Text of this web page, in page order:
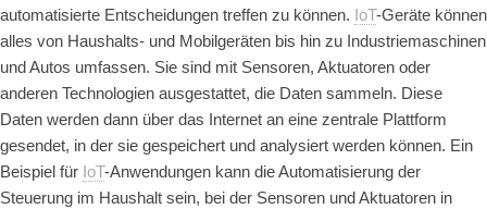
automatisierte Entscheidungen treffen zu können. IoT-Geräte können
alles von Haushalts- und Mobilgeräten bis hin zu Industriemaschinen
und Autos umfassen. Sie sind mit Sensoren, Aktuatoren oder
anderen Technologien ausgestattet, die Daten sammeln. Diese
Daten werden dann über das Internet an eine zentrale Plattform
gesendet, in der sie gespeichert und analysiert werden können. Ein
Beispiel für IoT-Anwendungen kann die Automatisierung der
Steuerung im Haushalt sein, bei der Sensoren und Aktuatoren in